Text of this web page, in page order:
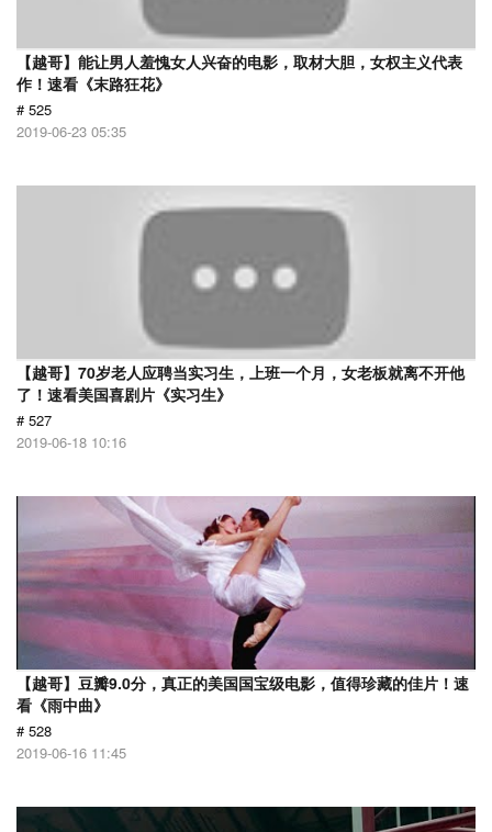
【越哥】能让男人羞愧女人兴奋的电影，取材大胆，女权主义代表
作！速看《末路狂花》
# 525
2019-06-23 05:35
【越哥】70岁老人应聘当实习生，上班一个月，女老板就离不开他
了！速看美国喜剧片《实习生》
# 527
2019-06-18 10:16
【越哥】豆瓣9.0分，真正的美国国宝级电影，值得珍藏的佳片！速
看《雨中曲》
# 528
2019-06-16 11:45